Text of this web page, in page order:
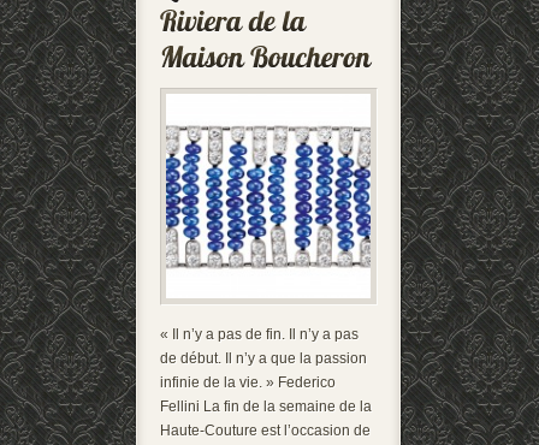
« Il n’y a pas de fin. Il n’y a pas
de début. Il n’y a que la passion
infinie de la vie. » Federico
Fellini La fin de la semaine de la
Haute-Couture est l’occasion de